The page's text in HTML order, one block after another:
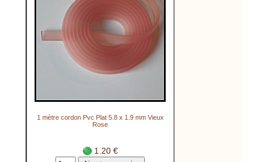
1 mètre cordon Pvc Plat 5.8 x 1.9 mm Vieux
Rose
1.20 €